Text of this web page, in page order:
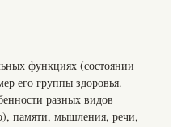
функциях (состоянии
его группы здоровья.
разных видов
памяти, мышления, речи,